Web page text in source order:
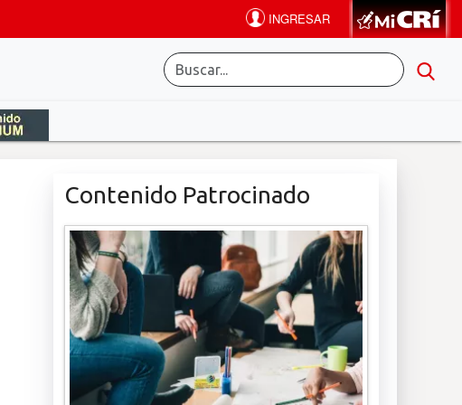
Contenido Patrocinado